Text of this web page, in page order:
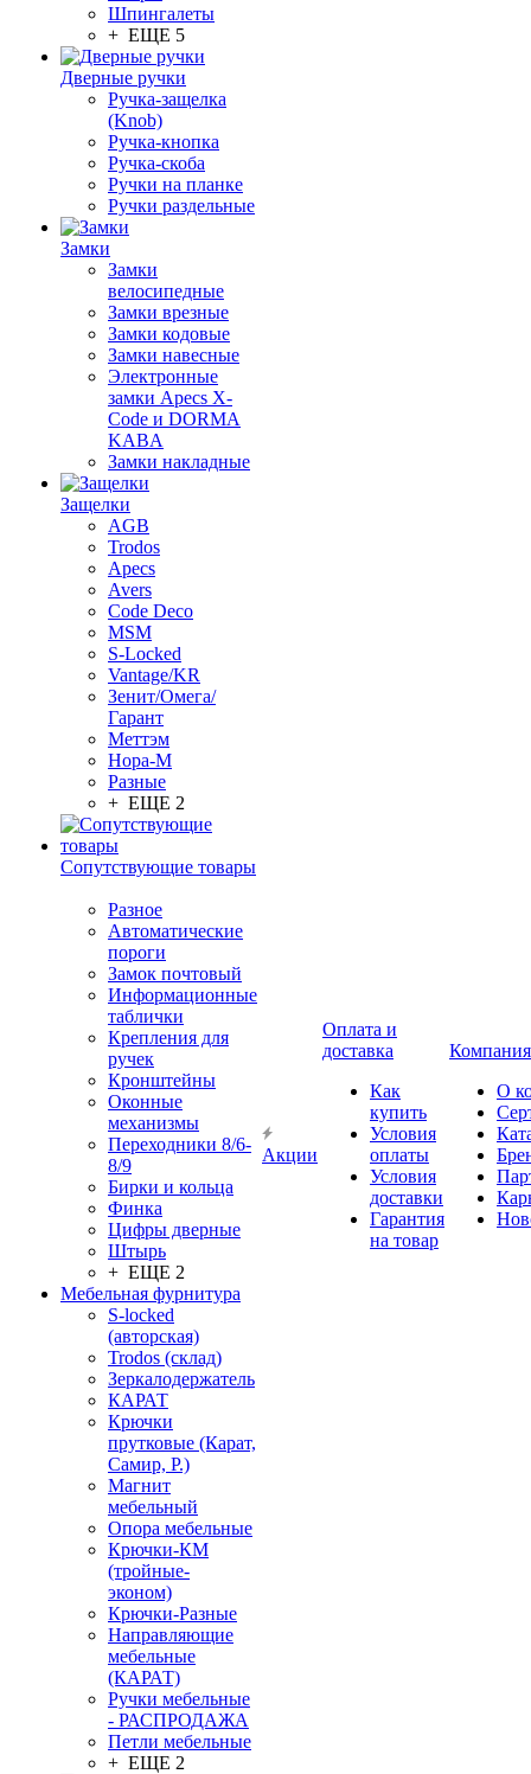
Шпингалеты
+ ЕЩЕ 5
Дверные ручки
Ручка-защелка
(Knob)
Ручка-кнопка
Ручка-скоба
Ручки на планке
Ручки раздельные
Замки
Замки
велосипедные
Замки врезные
Замки кодовые
Замки навесные
Электронные
замки Apecs X-
Code и DORMA
KABA
Замки накладные
Защелки
AGB
Trodos
Apecs
Avers
Code Deco
MSM
S-Locked
Vantage/KR
Зенит/Омега/
Гарант
Меттэм
Нора-М
Разные
+ ЕЩЕ 2
Сопутствующие товары
Разное
Автоматические
пороги
Замок почтовый
Информационные
таблички
Крепления для
ручек
Кронштейны
Оконные
механизмы
Переходники 8/6-
8/9
Бирки и кольца
Финка
Цифры дверные
Штырь
+ ЕЩЕ 2
Мебельная фурнитура
S-locked
(авторская)
Trodos (склад)
Зеркалодержатель
КАРАТ
Крючки
прутковые (Карат,
Самир, Р.)
Магнит
мебельный
Опора мебельные
Крючки-КМ
(тройные-
эконом)
Крючки-Разные
Направляющие
мебельные
(КАРАТ)
Ручки мебельные
- РАСПРОДАЖА
Петли мебельные
+ ЕЩЕ 2
Акции
Оплата и
доставка
Как
купить
Условия
оплаты
Условия
доставки
Гарантия
на товар
Компания
О